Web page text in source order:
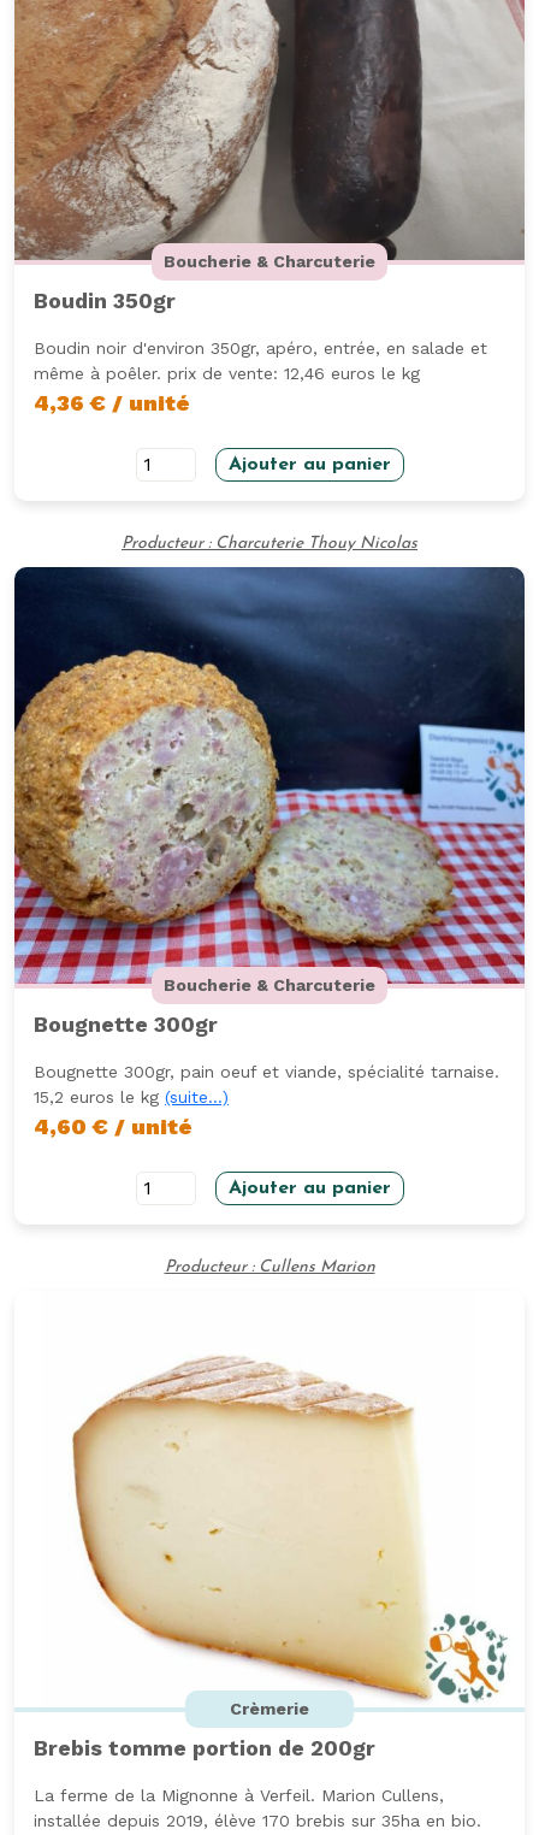
Boucherie & Charcuterie
Boudin 350gr
Boudin noir d'environ 350gr, apéro, entrée, en salade et
même à poêler. prix de vente: 12,46 euros le kg
4,36€ / unité
quantité
de
350gr
Ajouter au panier
Producteur : Charcuterie Thouy Nicolas
Boucherie & Charcuterie
Bougnette 300gr
Bougnette 300gr, pain oeuf et viande, spécialité tarnaise.
15,2 euros le kg (suite…)
4,60€ / unité
quantité
de
300gr
Ajouter au panier
Producteur : Cullens Marion
Crèmerie
Brebis tomme portion de 200gr
La ferme de la Mignonne à Verfeil. Marion Cullens,
installée depuis 2019, élève 170 brebis sur 35ha en bio.